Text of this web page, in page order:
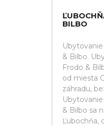
BILBO
& Bilbo.
Frodo &
od miesta
záhradu,
& Bilbo sa
Ľubochňa,